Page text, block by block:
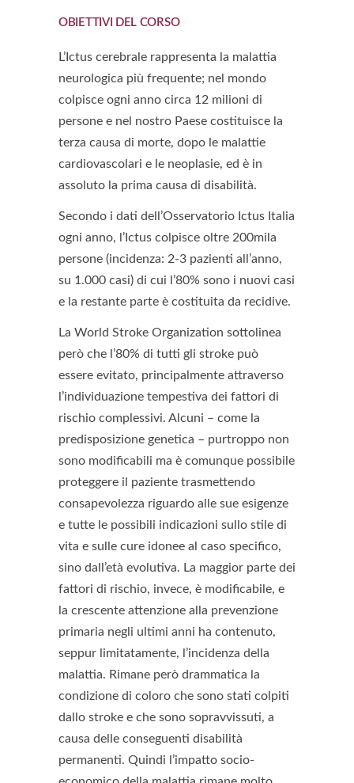
OBIETTIVI DEL CORSO
L’Ictus cerebrale rappresenta la malattia
neurologica più frequente; nel mondo
colpisce ogni anno circa 12 milioni di
persone e nel nostro Paese costituisce la
terza causa di morte, dopo le malattie
cardiovascolari e le neoplasie, ed è in
assoluto la prima causa di disabilità.
Secondo i dati dell’Osservatorio Ictus Italia
ogni anno, l’Ictus colpisce oltre 200mila
persone (incidenza: 2-3 pazienti all’anno,
su 1.000 casi) di cui l’80% sono i nuovi casi
e la restante parte è costituita da recidive.
La World Stroke Organization sottolinea
però che l’80% di tutti gli stroke può
essere evitato, principalmente attraverso
l’individuazione tempestiva dei fattori di
rischio complessivi. Alcuni – come la
predisposizione genetica – purtroppo non
sono modificabili ma è comunque possibile
proteggere il paziente trasmettendo
consapevolezza riguardo alle sue esigenze
e tutte le possibili indicazioni sullo stile di
vita e sulle cure idonee al caso specifico,
sino dall’età evolutiva. La maggior parte dei
fattori di rischio, invece, è modificabile, e
la crescente attenzione alla prevenzione
primaria negli ultimi anni ha contenuto,
seppur limitatamente, l’incidenza della
malattia. Rimane però drammatica la
condizione di coloro che sono stati colpiti
dallo stroke e che sono sopravvissuti, a
causa delle conseguenti disabilità
permanenti. Quindi l’impatto socio-